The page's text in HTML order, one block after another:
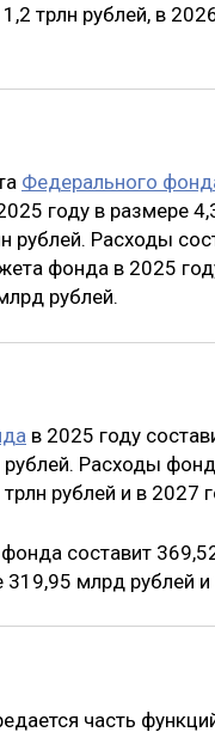
трлн рублей, в
Федерального
году в размере
рублей. Расходы
фонда в 2025
рублей.
в 2025 году
Расходы
рублей и в 2027
составит
млрд рублей
часть